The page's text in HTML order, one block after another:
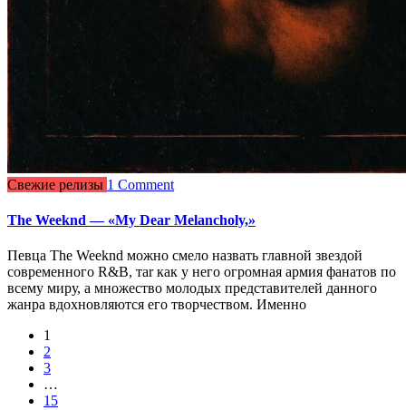
Свежие релизы 1 Comment
The Weeknd — «My Dear Melancholy,»
Певца The Weeknd можно смело назвать главной звездой
современного R&B, таr как у него огромная армия фанатов по
всему миру, а множество молодых представителей данного
жанра вдохновляются его творчеством. Именно
1
2
3
…
15